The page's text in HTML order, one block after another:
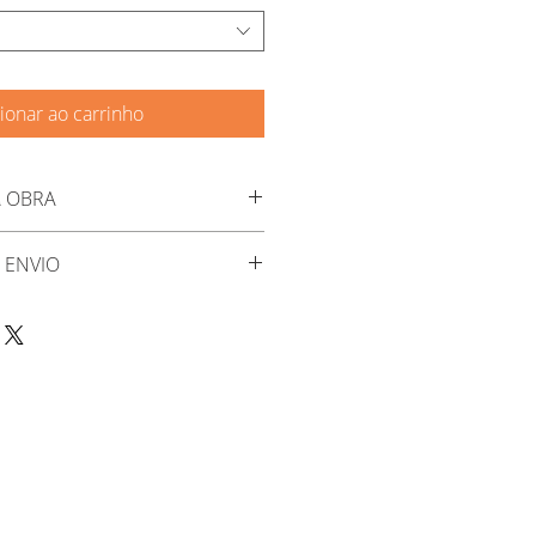
ao carrinho
OBRA
sobre tela (Painel) por Norio
o envio será em até 10 dias úteis.